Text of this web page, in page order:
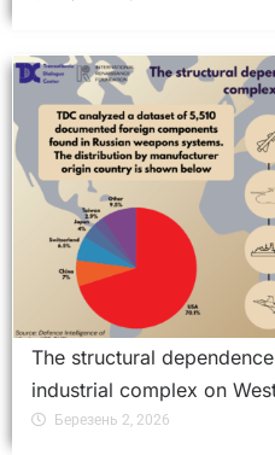
The structural
industrial complex on
Березень 2, 2026